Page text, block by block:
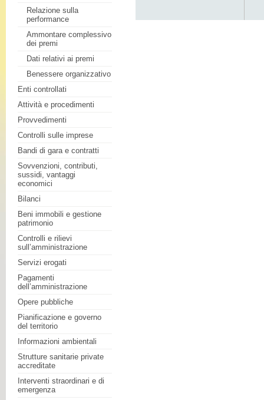
Relazione sulla
performance
Ammontare complessivo
dei premi
Dati relativi ai premi
Benessere organizzativo
Enti controllati
Attività e procedimenti
Provvedimenti
Controlli sulle imprese
Bandi di gara e contratti
Sovvenzioni, contributi,
sussidi, vantaggi
economici
Bilanci
Beni immobili e gestione
patrimonio
Controlli e rilievi
sull’amministrazione
Servizi erogati
Pagamenti
dell’amministrazione
Opere pubbliche
Pianificazione e governo
del territorio
Informazioni ambientali
Strutture sanitarie private
accreditate
Interventi straordinari e di
emergenza